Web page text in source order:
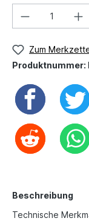
Zum
Produktnummer:
Beschreibung
Technische